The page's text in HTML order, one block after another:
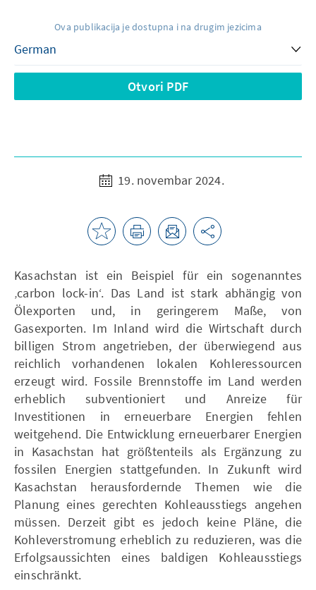
Ova publikacija je dostupna i na drugim jezicima
Otvori PDF
19. novembar 2024.
Kasachstan ist ein Beispiel für ein sogenanntes
‚carbon lock-in‘. Das Land ist stark abhängig von
Ölexporten und, in geringerem Maße, von
Gasexporten. Im Inland wird die Wirtschaft durch
billigen Strom angetrieben, der überwiegend aus
reichlich vorhandenen lokalen Kohleressourcen
erzeugt wird. Fossile Brennstoffe im Land werden
erheblich subventioniert und Anreize für
Investitionen in erneuerbare Energien fehlen
weitgehend. Die Entwicklung erneuerbarer Energien
in Kasachstan hat größtenteils als Ergänzung zu
fossilen Energien stattgefunden. In Zukunft wird
Kasachstan herausfordernde Themen wie die
Planung eines gerechten Kohleausstiegs angehen
müssen. Derzeit gibt es jedoch keine Pläne, die
Kohleverstromung erheblich zu reduzieren, was die
Erfolgsaussichten eines baldigen Kohleausstiegs
einschränkt.